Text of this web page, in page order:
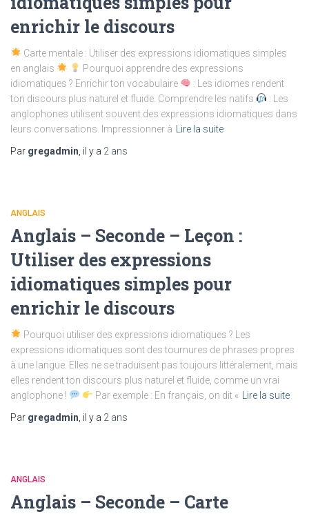
enrichir le discours
Carte mentale : Utiliser des expressions idiomatiques simples
en anglais
Pourquoi apprendre des expressions
idiomatiques ? Enrichir ton vocabulaire
: Les idiomes rendent
ton discours plus naturel et fluide. Comprendre les natifs
: Les
anglophones utilisent souvent des expressions idiomatiques dans
leurs conversations. Impressionner à
Lire la suite
Par gregadmin , il y a 2 ans
ANGLAIS
Anglais – Seconde – Leçon :
Utiliser des expressions
idiomatiques simples pour
enrichir le discours
Pourquoi utiliser des expressions idiomatiques ? Les
expressions idiomatiques sont des tournures de phrases propres
à une langue. Elles ne se traduisent pas toujours littéralement, mais
elles rendent ton discours plus naturel et fluide, comme un vrai
anglophone !
Par exemple : En français, on dit «
Lire la suite
Par gregadmin , il y a 2 ans
ANGLAIS
Anglais – Seconde – Carte